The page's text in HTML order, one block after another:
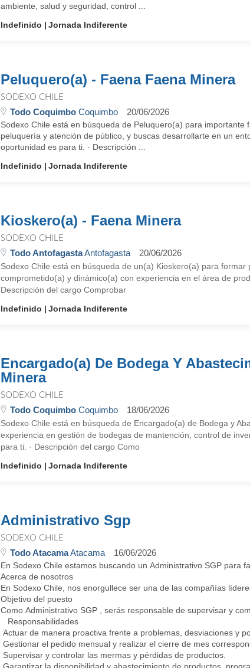
ambiente, salud y seguridad, control ...
Indefinido
Jornada Indiferente
Peluquero(a) - Faena Faena Minera
SODEXO CHILE
Todo CoquimboCoquimbo 20/06/2026
Sodexo Chile está en búsqueda de Peluquero(a) para
peluquería y atención de público, y buscas desarrollarte en un
oportunidad es para ti. · Descripción ...
Indefinido
Jornada Indiferente
Kioskero(a) - Faena Minera
SODEXO CHILE
Todo AntofagastaAntofagasta 20/06/2026
Sodexo Chile está en búsqueda de un(a) Kioskero(a) para
comprometido(a) y dinámico(a) con experiencia en el área de
Descripción del cargo Comprobar
Indefinido
Jornada Indiferente
Encargado(a) De Bodega Y
Minera
SODEXO CHILE
Todo CoquimboCoquimbo 18/06/2026
Sodexo Chile está en búsqueda de Encargado(a) de Bodega y
experiencia en gestión de bodegas de mantención, control de
para ti. · Descripción del cargo Como
Indefinido
Jornada Indiferente
Administrativo Sgp
SODEXO CHILE
Todo AtacamaAtacama 16/06/2026
En Sodexo Chile estamos buscando un Administrativo SGP
Acerca de nosotros
En Sodexo Chile, nos enorgullece ser una de las compañías
Objetivo del puesto
Como Administrativo SGP , serás responsable de supervisar y
Responsabilidades
Actuar de manera proactiva frente a problemas, desviaciones y
Gestionar el pedido mensual y realizar el cierre de mes
Supervisar y controlar las mermas y pérdidas de productos.